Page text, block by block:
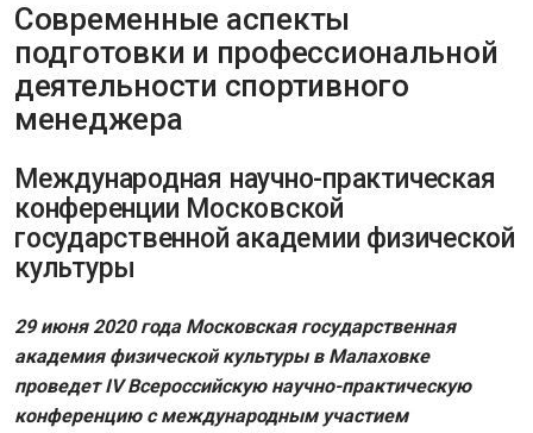
Современные аспекты
подготовки и профессиональной
деятельности спортивного
менеджера
Международная научно-практическая
конференции Московской
государственной академии физической
культуры
29 июня 2020 года Московская государственная
академия физической культуры в Малаховке
проведет IV Всероссийскую научно-практическую
конференцию с международным участием